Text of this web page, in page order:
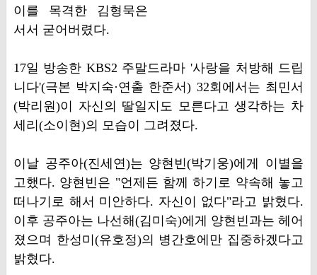
이를 목격한 김형묵은
서서 굳어버렸다.
17일 방송한 KBS2 주말드라마 '사랑을 처방해 드립
니다'(극본 박지숙·연출 한준서) 32회에서는 최민서
(박리원)이 자신의 딸일지도 모른다고 생각하는 차
세리(소이현)의 모습이 그려졌다.
이날 공주아(진세연)는 양현빈(박기웅)에게 이별을
고했다. 양현빈은 "언제든 함께 하기로 약속해 놓고
떠나기로 해서 미안하다. 자신이 없다"라고 밝혔다.
이후 공주아는 나선해(김미숙)에게 양현빈과는 헤어
졌으며 한성미(유호정)의 병간호에만 집중하겠다고
밝혔다.